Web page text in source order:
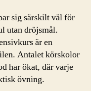
sig särskilt väl för
utan dröjsmål.
är en
Antalet körskolor
har ökat, där varje
övning.